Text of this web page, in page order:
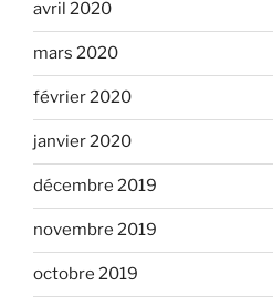
avril 2020
mars 2020
février 2020
janvier 2020
décembre 2019
novembre 2019
octobre 2019